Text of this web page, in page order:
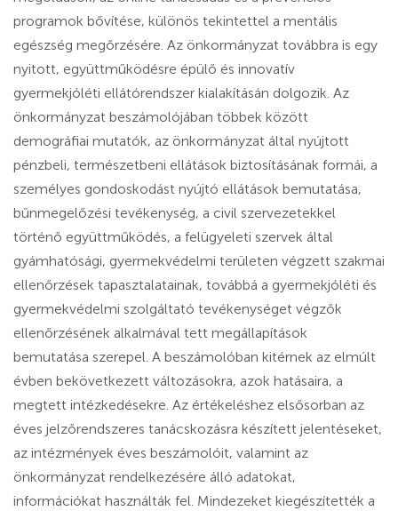
programok bővítése, különös tekintettel a mentális
egészség megőrzésére. Az önkormányzat továbbra is egy
nyitott, együttműködésre épülő és innovatív
gyermekjóléti ellátórendszer kialakításán dolgozik. Az
önkormányzat beszámolójában többek között
demográfiai mutatók, az önkormányzat által nyújtott
pénzbeli, természetbeni ellátások biztosításának formái, a
személyes gondoskodást nyújtó ellátások bemutatása,
bűnmegelőzési tevékenység, a civil szervezetekkel
történő együttműködés, a felügyeleti szervek által
gyámhatósági, gyermekvédelmi területen végzett szakmai
ellenőrzések tapasztalatainak, továbbá a gyermekjóléti és
gyermekvédelmi szolgáltató tevékenységet végzők
ellenőrzésének alkalmával tett megállapítások
bemutatása szerepel. A beszámolóban kitérnek az elmúlt
évben bekövetkezett változásokra, azok hatásaira, a
megtett intézkedésekre. Az értékeléshez elsősorban az
éves jelzőrendszeres tanácskozásra készített jelentéseket,
az intézmények éves beszámolóit, valamint az
önkormányzat rendelkezésére álló adatokat,
információkat használták fel. Mindezeket kiegészítették a